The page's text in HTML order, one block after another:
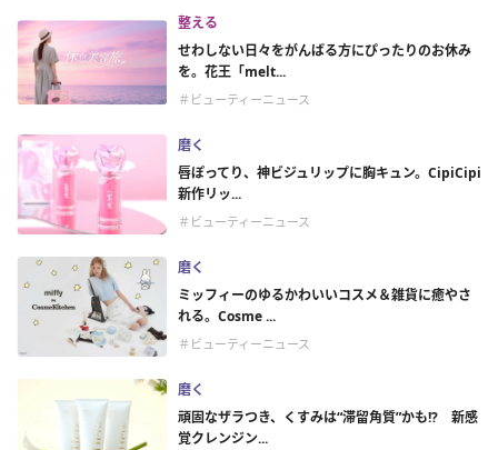
整える
せわしない日々をがんばる方にぴったりのお休み
を。花王「melt...
＃ビューティーニュース
磨く
唇ぽってり、神ビジュリップに胸キュン。CipiCipi
新作リッ...
＃ビューティーニュース
磨く
ミッフィーのゆるかわいいコスメ＆雑貨に癒やさ
れる。Cosme ...
＃ビューティーニュース
磨く
頑固なザラつき、くすみは“滞留角質”かも!? 新感
覚クレンジン...